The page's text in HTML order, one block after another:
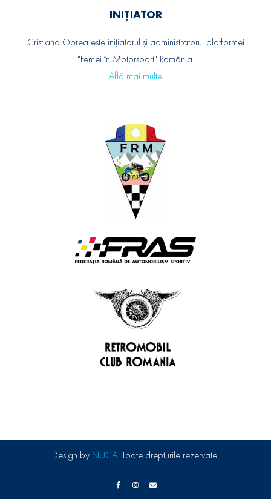
INIȚIATOR
Cristiana Oprea este inițiatorul și administratorul platformei
"Femei în Motorsport" România.
Află mai multe
Design by NUCA. Toate drepturile rezervate.